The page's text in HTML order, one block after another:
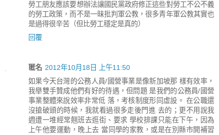
勞工朋友應該要想辦法讓國民黨政府修正這些對勞工不公不義
的勞工政策，而不是一昧批判軍公教，很多青年軍公教其實也
是過得很辛苦（但比勞工穩定是真的）
回覆
匿名 2012年10月18日 上午11:50
如果今天台灣的公務人員/國營事業是像新加坡那 樣有效率，
我舉雙手贊成他們有好的待遇，但問題 是我們的公務員/國營
事業整體來說效率非常低 落，考核制度形同虛設。 在公職還
沒搶破頭的時候，我就看過很多走後門進 去的；更不用說我
週遭一堆經常翹班去逛街、要求 學校排課只能在下午，因為
上午他要運動，晚上去 當同學的家教，或是在別縣市開補習